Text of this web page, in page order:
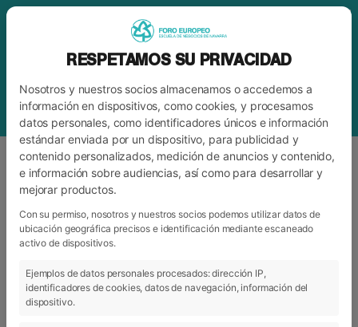
BLOGFORO
ARCHIVO CATEGORÍAS
RESPETAMOS SU PRIVACIDAD
Nosotros y nuestros socios almacenamos o accedemos a
información en dispositivos, como cookies, y procesamos
datos personales, como identificadores únicos e información
estándar enviada por un dispositivo, para publicidad y
contenido personalizados, medición de anuncios y contenido,
e información sobre audiencias, así como para desarrollar y
mejorar productos.
Con su permiso, nosotros y nuestros socios podemos utilizar datos de
ubicación geográfica precisos e identificación mediante escaneado
activo de dispositivos.
Ejemplos de datos personales procesados: dirección IP,
identificadores de cookies, datos de navegación, información del
dispositivo.